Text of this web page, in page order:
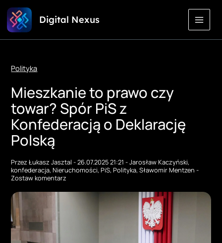
Przejdź
do
treści
Digital Nexus
Polityka
Mieszkanie to prawo czy
towar? Spór PiS z
Konfederacją o Deklarację
Polską
PrzezŁukasz Jasztal-26.07.2025 21:21-Jarosław Kaczyński,
konfederacja,Nieruchomości,PiS,Polityka,Sławomir Mentzen -
Zostaw komentarz